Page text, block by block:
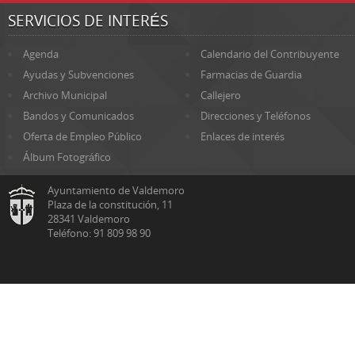
SERVICIOS DE INTERÉS
Agenda
Calendario del Contribuyente
Ayudas y Subvenciones
Farmacias de Guardia
Archivo Municipal
Callejero
Bandos y Comunicados
Direcciones y Teléfonos
Oferta de Empleo Público
Enlaces de interés
Álbum Fotográfico
Ayuntamiento de Valdemoro
Plaza de la constitución, 11
28341 Valdemoro
Teléfono: 91 809 98 90